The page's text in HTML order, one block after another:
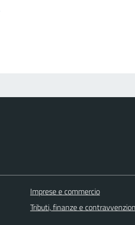
Imprese e commercio
Tributi, finanze e